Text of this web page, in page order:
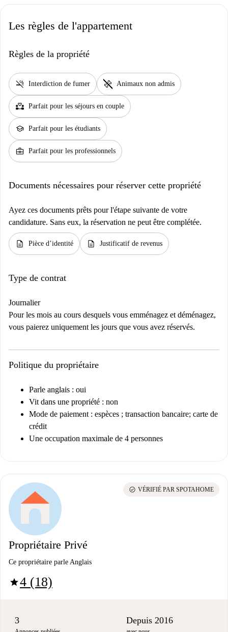
Les règles de l'appartement
Règles de la propriété
smoke_free Interdiction de fumer pet_supplies Animaux non admis
partner_heart Parfait pour les séjours en couple
school Parfait pour les étudiants
business_center Parfait pour les professionnels
Documents nécessaires pour réserver cette propriété
Ayez ces documents prêts pour l'étape suivante de votre
candidature. Sans eux, la réservation ne peut être complétée.
description Pièce d’identité description Justificatif de revenus
Type de contrat
Journalier
Pour les mois au cours desquels vous emménagez et déménagez,
vous paierez uniquement les jours que vous avez réservés.
Politique du propriétaire
Parle anglais : oui
Vit dans une propriété : non
Mode de paiement : espèces ; transaction bancaire; carte de
crédit
Une occupation maximale de 4 personnes
Propriétaire Privé
Ce propriétaire parle Anglais
star4 (18)
check_circle VÉRIFIÉ PAR SPOTAHOME
3 Depuis 2016